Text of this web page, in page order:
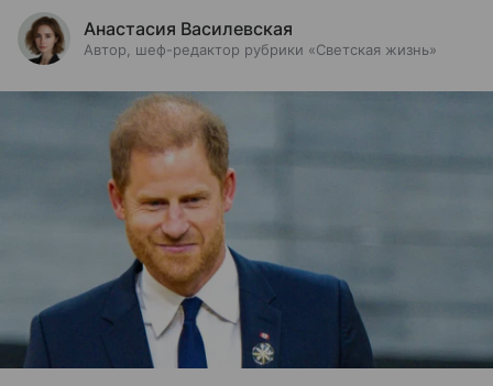
Анастасия Василевская
Автор, шеф-редактор рубрики «Светская жизнь»